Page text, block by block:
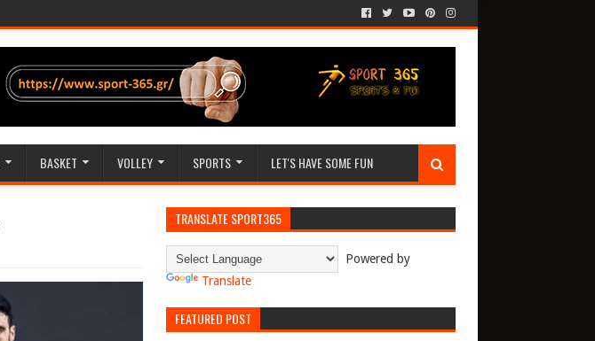
BASKET VOLLEY SPORTS LET'S HAVE SOME FUN
TRANSLATE SPORT365
Powered by
Translate
FEATURED POST